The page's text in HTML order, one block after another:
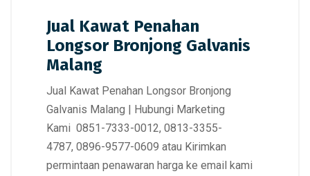
Jual Kawat Penahan
Longsor Bronjong Galvanis
Malang
Jual Kawat Penahan Longsor Bronjong
Galvanis Malang | Hubungi Marketing
Kami 0851-7333-0012, 0813-3355-
4787, 0896-9577-0609 atau Kirimkan
permintaan penawaran harga ke email kami